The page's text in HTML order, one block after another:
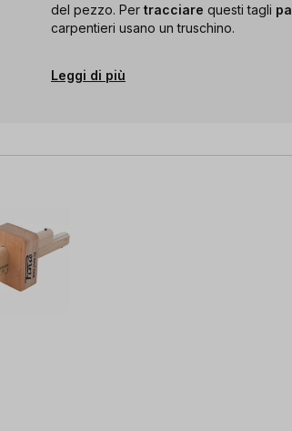
del pezzo. Per tracciare questi tagli
carpentieri usano un truschino.
Leggi di più